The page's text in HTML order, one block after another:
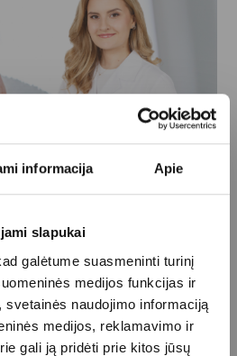
informacija Apie
slapukai
galėtume suasmeninti turinį
medijos funkcijas ir
svetainės naudojimo informaciją
medijos, reklamavimo ir
gali ją pridėti prie kitos jūsų
grožis: hormonų įtaka odai,